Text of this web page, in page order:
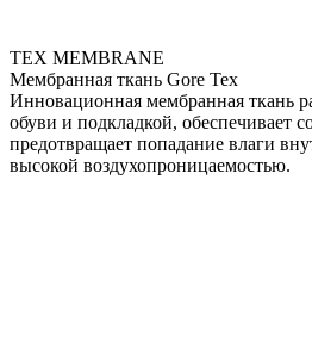
TEX MEMBRANE
Мембранная ткань Gore Tex
Инновационная мембранная ткань
обуви и подкладкой, обеспечивает
предотвращает попадание влаги
высокой воздухопроницаемостью.